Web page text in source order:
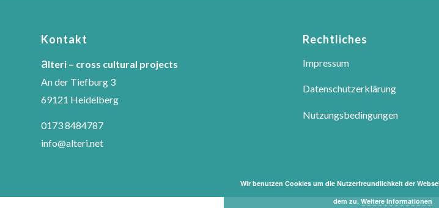
Kontakt
alteri – cross cultural projects
An der Tiefburg 3
69121 Heidelberg
0173 8484787
info@alteri.net
Rechtliches
Impressum
Datenschutzerklärung
Nutzungsbedingungen
Wir benutzen Cookies um die Nutzerfreundlichkeit der
dem zu. Weitere Informationen